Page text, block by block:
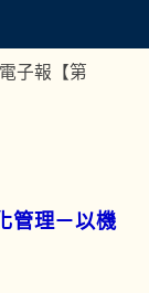
子報【第
管理－以機